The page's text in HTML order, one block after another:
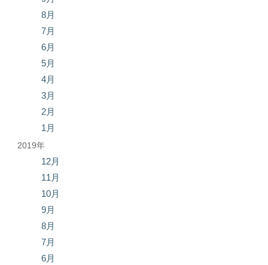
8月
7月
6月
5月
4月
3月
2月
1月
2019年
12月
11月
10月
9月
8月
7月
6月